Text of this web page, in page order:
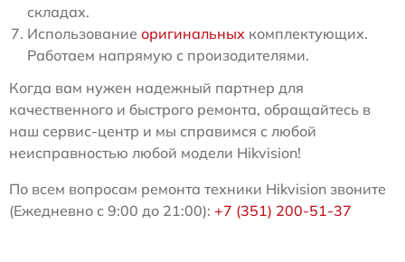
складах.
Использование оригинальных комплектующих.
Работаем напрямую с произодителями.
Когда вам нужен надежный партнер для
качественного и быстрого ремонта, обращайтесь в
наш сервис-центр и мы справимся с любой
неисправностью любой модели Hikvision!
По всем вопросам ремонта техники Hikvision звоните
(Ежедневно с 9:00 до 21:00): +7 (351) 200-51-37